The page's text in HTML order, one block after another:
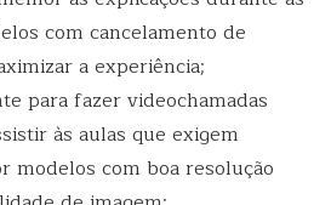
com cancelamento de
a experiência;
para fazer videochamadas
às aulas que exigem
modelos com boa resolução